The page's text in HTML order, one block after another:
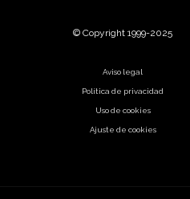
© Copyright 1999-2025
Aviso legal
Política de privacidad
Uso de cookies
Ajuste de cookies